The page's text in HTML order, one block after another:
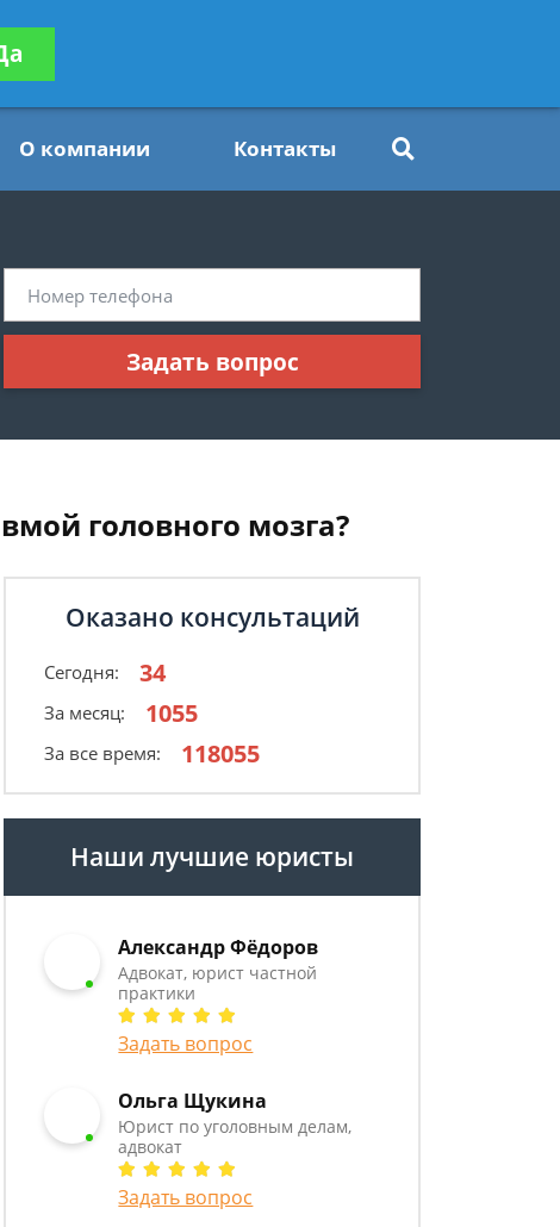
О компании Контакты
Задать вопрос
головного мозга?
Оказано консультаций
Сегодня: 34
За месяц: 1055
За все время: 118055
Наши лучшие юристы
Александр Фёдоров
Адвокат, юрист частной
практики
Задать вопрос
Ольга Щукина
Юрист по уголовным делам,
адвокат
Задать вопрос